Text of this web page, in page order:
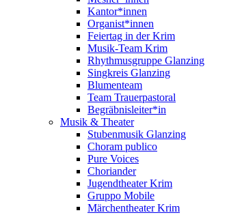
Kantor*innen
Organist*innen
Feiertag in der Krim
Musik-Team Krim
Rhythmusgruppe Glanzing
Singkreis Glanzing
Blumenteam
Team Trauerpastoral
Begräbnisleiter*in
Musik & Theater
Stubenmusik Glanzing
Choram publico
Pure Voices
Choriander
Jugendtheater Krim
Gruppo Mobile
Märchentheater Krim